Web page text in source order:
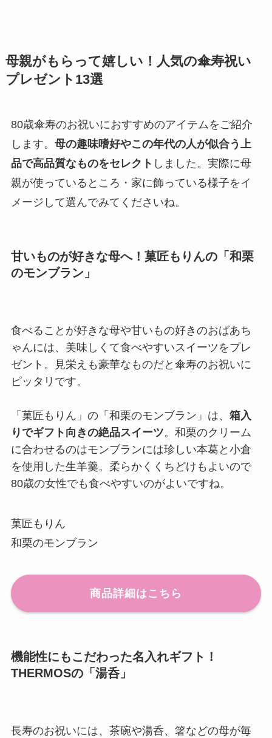
母親がもらって嬉しい！人気の傘寿祝い
プレゼント13選
80歳傘寿のお祝いにおすすめのアイテムをご紹介
します。 母の趣味嗜好やこの年代の人が似合う上
品で高品質なものをセレクト しました。実際に母
親が使っているところ・家に飾っている様子をイ
メージして選んでみてくださいね。
甘いものが好きな母へ！菓匠もりんの「和栗
のモンブラン」
食べることが好きな母や甘いもの好きのおばあち
ゃんには、美味しくて食べやすいスイーツをプレ
ゼント。見栄えも豪華なものだと傘寿のお祝いに
ピッタリです。
「菓匠もりん」の「和栗のモンブラン」は、 箱入
りでギフト向きの絶品スイーツ。和栗のクリーム
に合わせるのはモンブランには珍しい本葛と小倉
を使用した生羊羹。柔らかくくちどけもよいので
80歳の女性でも食べやすいのがよいですね。
菓匠もりん
和栗のモンブラン
商品詳細はこちら
機能性にもこだわった名入れギフト！
THERMOSの「湯呑」
長寿のお祝いには、茶碗や湯呑、箸などの母が毎